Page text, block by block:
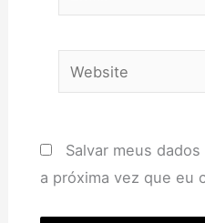
Website
Salvar meus
a próxima vez que eu